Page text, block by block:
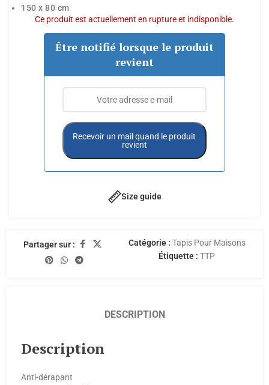
150 x 80 cm
Ce produit est actuellement en rupture et indisponible.
Être notifié lorsque le produit
revient
Recevoir un mail quand le produit
revient
Size guide
Partager sur : Catégorie : Tapis Pour Maisons
Étiquette : TTP
DESCRIPTION
Description
Anti-dérapant